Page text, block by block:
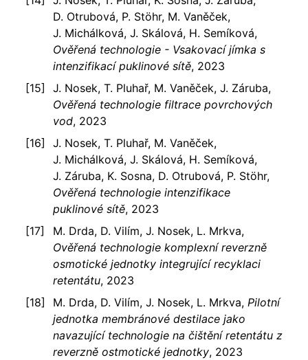
D. Otrubová, P. Stöhr, M. Vaněček,
J. Michálková, J. Skálová, H. Semíková,
Ověřená technologie - Vsakovací jímka s
intenzifikací puklinové sítě, 2023
J. Nosek, T. Pluhař, M. Vaněček, J. Záruba,
Ověřená technologie filtrace povrchových
vod, 2023
J. Nosek, T. Pluhař, M. Vaněček,
J. Michálková, J. Skálová, H. Semíková,
J. Záruba, K. Sosna, D. Otrubová, P. Stöhr,
Ověřená technologie intenzifikace
puklinové sítě, 2023
M. Drda, D. Vilím, J. Nosek, L. Mrkva,
Ověřená technologie komplexní reverzně
osmotické jednotky integrující recyklaci
retentátu, 2023
M. Drda, D. Vilím, J. Nosek, L. Mrkva, Pilotní
jednotka membránové destilace jako
navazující technologie na čištění retentátu z
reverzně ostmotické jednotky, 2023